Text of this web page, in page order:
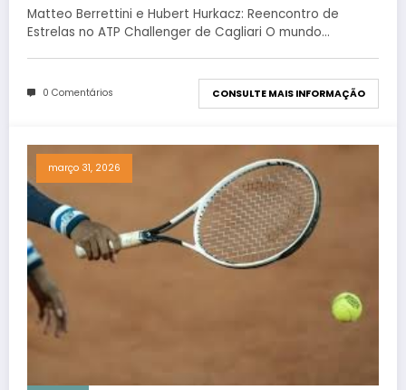
Matteo Berrettini e Hubert Hurkacz: Reencontro de
Estrelas no ATP Challenger de Cagliari O mundo…
0 Comentários CONSULTE MAIS INFORMAÇÃO
março 31, 2026